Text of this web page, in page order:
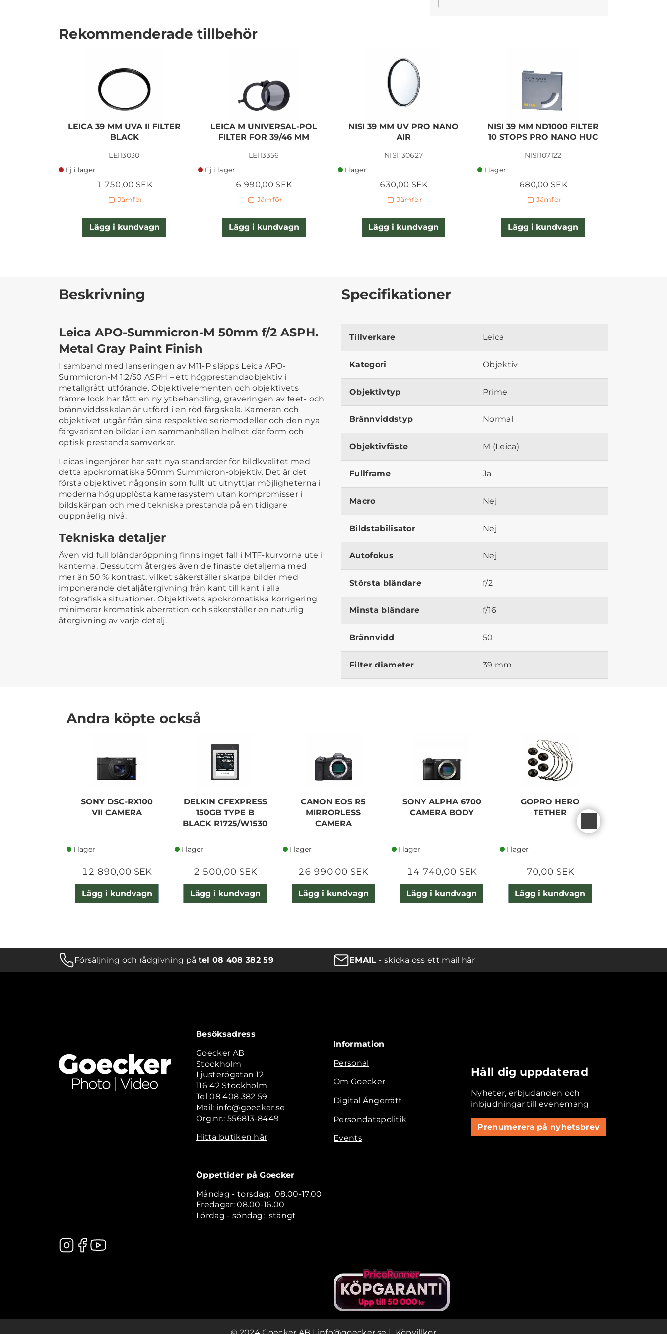
Rekommenderade tillbehör
LEICA 39 MM UVA II FILTER
BLACK
LEI13030
Ej i lager
1 750,00 SEK
Jämför
Lägg i kundvagn
LEICA M UNIVERSAL-POL
FILTER FOR 39/46 MM
LEI13356
Ej i lager
6 990,00 SEK
Jämför
Lägg i kundvagn
NISI 39 MM UV PRO NANO
AIR
NISI130627
I lager
630,00 SEK
Jämför
Lägg i kundvagn
NISI 39 MM ND1000 FILTER
10 STOPS PRO NANO HUC
NISI107122
I lager
680,00 SEK
Jämför
Lägg i kundvagn
Beskrivning
Leica APO-Summicron-M 50mm f/2 ASPH.
Metal Gray Paint Finish
I samband med lanseringen av M11-P släpps Leica APO-
Summicron-M 1:2/50 ASPH – ett högprestandaobjektiv i
metallgrått utförande. Objektivelementen och objektivets
främre lock har fått en ny ytbehandling, graveringen av feet- och
brännviddsskalan är utförd i en röd färgskala. Kameran och
objektivet utgår från sina respektive seriemodeller och den nya
färgvarianten bildar i en sammanhållen helhet där form och
optisk prestanda samverkar.
Leicas ingenjörer har satt nya standarder för bildkvalitet med
detta apokromatiska 50mm Summicron-objektiv. Det är det
första objektivet någonsin som fullt ut utnyttjar möjligheterna i
moderna högupplösta kamerasystem utan kompromisser i
bildskärpan och med tekniska prestanda på en tidigare
ouppnåelig nivå.
Tekniska detaljer
Även vid full bländaröppning finns inget fall i MTF-kurvorna ute i
kanterna. Dessutom återges även de finaste detaljerna med
mer än 50 % kontrast, vilket säkerställer skarpa bilder med
imponerande detaljåtergivning från kant till kant i alla
fotografiska situationer. Objektivets apokromatiska korrigering
minimerar kromatisk aberration och säkerställer en naturlig
återgivning av varje detalj.
Specifikationer
Tillverkare Leica
Kategori Objektiv
Objektivtyp Prime
Brännviddstyp Normal
Objektivfäste M (Leica)
Fullframe Ja
Macro Nej
Bildstabilisator Nej
Autofokus Nej
Största bländare f/2
Minsta bländare f/16
Brännvidd 50
Filter diameter 39 mm
Andra köpte också
SONY DSC-RX100
VII CAMERA
I lager
12 890,00 SEK
Lägg i kundvagn
DELKIN CFEXPRESS
150GB TYPE B
BLACK R1725/W1530
I lager
2 500,00 SEK
Lägg i kundvagn
CANON EOS R5
MIRRORLESS
CAMERA
I lager
26 990,00 SEK
Lägg i kundvagn
SONY ALPHA 6700
CAMERA BODY
I lager
14 740,00 SEK
Lägg i kundvagn
GOPRO HERO
TETHER
I lager
70,00 SEK
Lägg i kundvagn
Försäljning och rådgivning på tel 08 408 382 59 EMAIL - skicka oss ett mail här
Besöksadress
Goecker AB
Stockholm
Ljusterögatan 12
116 42 Stockholm
Tel 08 408 382 59
Mail: info@goecker.se
Org.nr.: 556813-8449
Hitta butiken här
Öppettider på Goecker
Måndag - torsdag: 08.00-17.00
Fredagar: 08.00-16.00
Lördag - söndag: stängt
Information
Personal
Om Goecker
Digital Ångerrätt
Persondatapolitik
Events
Håll dig uppdaterad
Nyheter, erbjudanden och
inbjudningar till evenemang
Prenumerera på nyhetsbrev